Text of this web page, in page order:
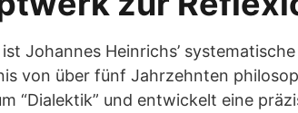
ist Johannes Heinrichs’
von über fünf Jahrzehnten
“Dialektik” und entwickelt eine